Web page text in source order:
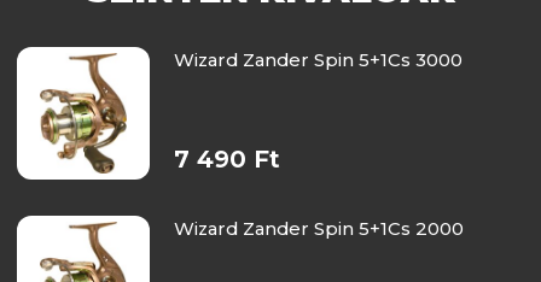
Wizard Zander Spin 5+1Cs 3000
7 490 Ft
Wizard Zander Spin 5+1Cs 2000